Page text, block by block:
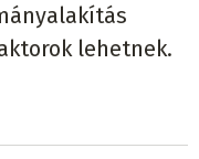
lehetnek.